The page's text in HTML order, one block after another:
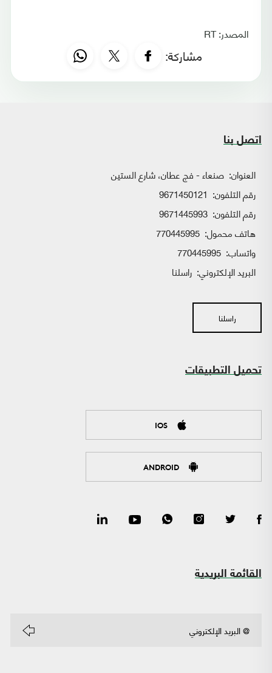
المصدر: RT
مشاركة:
اتصل بنا
العنوان: صنعاء - فج عطان، شارع الستين
رقم التلفون: 9671450121
رقم التلفون: 9671445993
هاتف محمول: 770445995
واتساب:
البريد الإلكتروني: راسلنا
راسلنا
تحميل التطبيقات
IOS
ANDROID
القائمة البريدية